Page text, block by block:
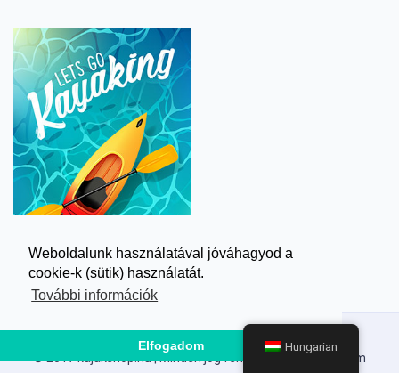
Weboldalunk használatával jóváhagyod a
cookie-k (sütik) használatát.
További információk
Elfogadom
© 2017 kajakshop.hu | Minden jog fenntartva. | Impresszum
Hungarian